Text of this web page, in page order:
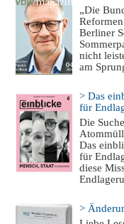
„Die
Berliner
nicht
am
> Das
für
Die
Atommüll
Das
für
diese
>